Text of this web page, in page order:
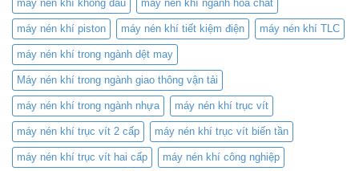
máy nén khí không dầu máy nén khí ngành hoá chất
máy nén khí piston máy nén khí tiết kiệm điện máy nén khí TLC
máy nén khí trong ngành dệt may
Máy nén khí trong ngành giao thông vận tải
máy nén khí trong ngành nhựa máy nén khí trục vít
máy nén khí trục vít 2 cấp máy nén khí trục vít biến tần
máy nén khí trục vít hai cấp máy nén khí công nghiệp